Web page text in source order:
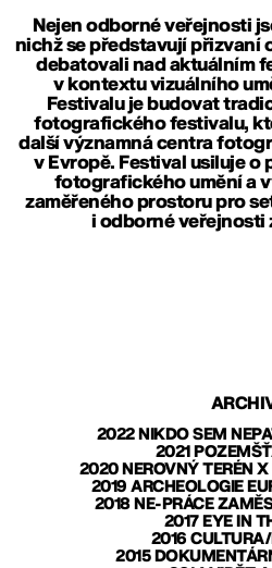
Nejen odborné veřejnosti
nichž se představují přizvaní
debatovali nad aktuálním
v kontextu vizuálního
Festivalu je budovat
fotografického festivalu,
další významná centra
v Evropě. Festival usiluje o
fotografického umění a
zaměřeného prostoru pro
i odborné veřejnosti
2022 NIKDO SEM
2021
2020 NEROVNÝ TERÉN
2019 ARCHEOLOGIE
2018 NE-PRÁCE
2017 EYE IN
2016
2015